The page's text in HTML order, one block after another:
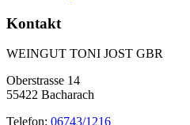
Kontakt
WEINGUT TONI JOST GBR
Oberstrasse 14
55422 Bacharach
Telefon: 06743/1216